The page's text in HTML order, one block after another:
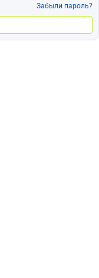
Забыли пароль?